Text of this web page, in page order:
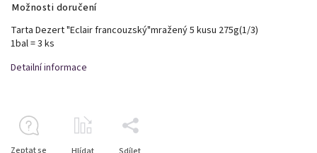
Možnosti doručení
Tarta Dezert "Eclair francouzský"mražený 5 kusu 275g(1/3)
1bal = 3 ks
Detailní informace
Zeptat se